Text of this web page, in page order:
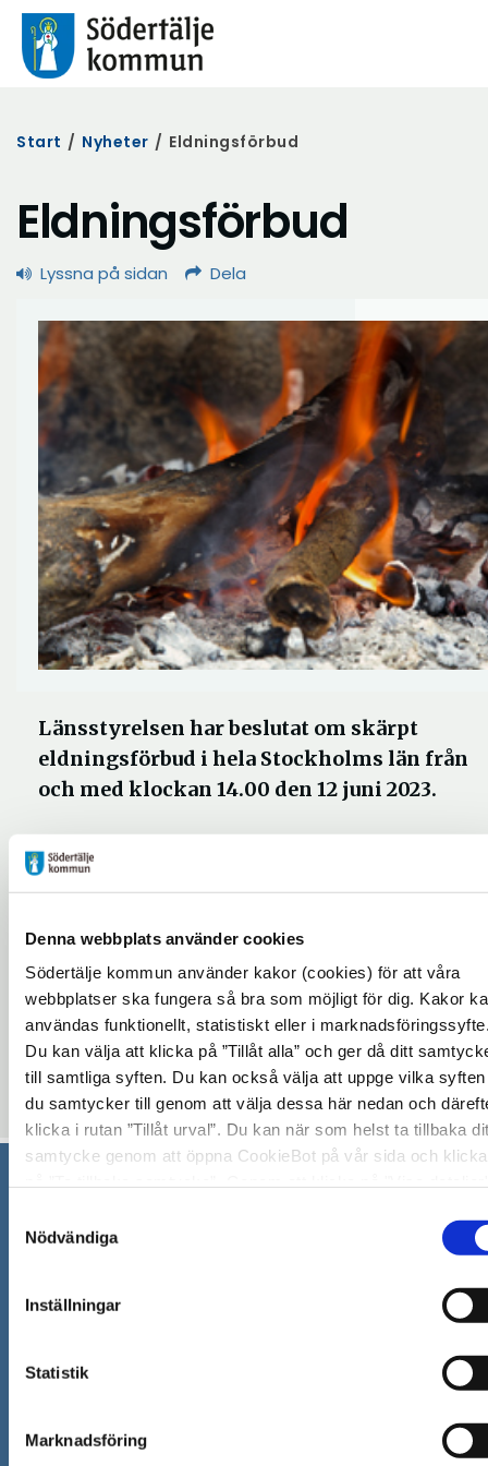
Denna webbplats använder cookies
Södertälje kommun använder kakor (cookies) för att våra
webbplatser ska fungera så bra som möjligt för dig. Kakor
användas funktionellt, statistiskt eller i
Du kan välja att klicka på ”Tillåt alla” och ger då ditt
till samtliga syften. Du kan också välja att uppge vilka syften
du samtycker till genom att välja dessa här nedan och
klicka i rutan ”Tillåt urval”. Du kan när som helst ta tillbaka
samtycke genom att öppna CookieBot på vår sida och klicka
leverantörer inhämtar och behandlar personuppgifter.
Nödvändiga
Inställningar
Statistik
Marknadsföring
Start / Nyheter / Eldningsförbud
Eldningsförbud
Lyssna på sidan Dela
Länsstyrelsen har beslutat om skärpt
eldningsförbud i hela Stockholms län från
och med klockan 14.00 den 12 juni 2023.
Förbudet gäller tillsvidare. Det skärpta
eldningsförbudet innebär att det nu inte är
grillplatser utanför sammanhållen bebyggelse.
För mer
informationhttps://www.sbff.se/aktuellt/
eldningsforbud/Öppna
i
nytt
fönster
Uppdaterad: 2023-06-12
Tfn: 08–523 010 00
Org.nr. 212000–0159
Remisser, beslut och meddelande/info till Södertälje